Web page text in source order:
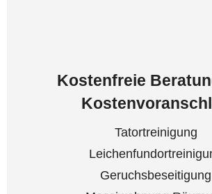
Kostenfreie
Tatortreinigung
Geruchsbeseitigung